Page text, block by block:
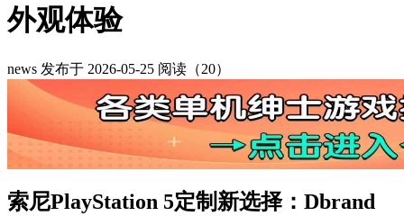
外观体验
news 发布于 2026-05-25 阅读（20）
索尼PlayStation 5定制新选择：Dbrand